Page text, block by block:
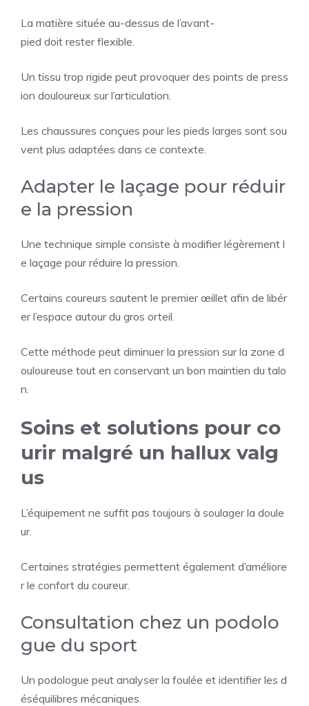
La matière située au-dessus de l’avant-
pied doit rester flexible.
Un tissu trop rigide peut provoquer des points de press
ion douloureux sur l’articulation.
Les chaussures conçues pour les pieds larges sont sou
vent plus adaptées dans ce contexte.
Adapter le laçage pour réduir
e la pression
Une technique simple consiste à modifier légèrement l
e laçage pour réduire la pression.
Certains coureurs sautent le premier œillet afin de libér
er l’espace autour du gros orteil.
Cette méthode peut diminuer la pression sur la zone d
ouloureuse tout en conservant un bon maintien du talo
n.
Soins et solutions pour co
urir malgré un hallux valg
us
L’équipement ne suffit pas toujours à soulager la doule
ur.
Certaines stratégies permettent également d’améliore
r le confort du coureur.
Consultation chez un podolo
gue du sport
Un podologue peut analyser la foulée et identifier les d
éséquilibres mécaniques.